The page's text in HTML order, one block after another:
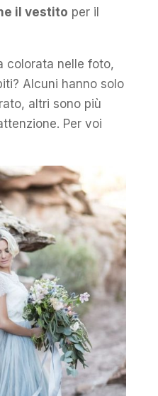
il vestito per il
colorata nelle foto,
Alcuni hanno solo
altri sono più
Per voi